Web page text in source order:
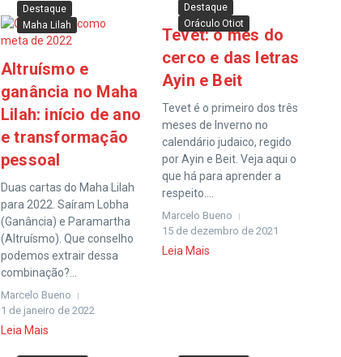
Destaque
Maha Lilah
Altruísmo e
ganância no Maha
Lilah: início de ano
e transformação
pessoal
Duas cartas do Maha Lilah
para 2022. Saíram Lobha
(Ganância) e Paramartha
(Altruísmo). Que conselho
podemos extrair dessa
combinação?...
Marcelo Bueno
1 de janeiro de 2022
Leia Mais
Destaque
Oráculo Otiot
Tevet: o mês do
cerco e das letras
Ayin e Beit
Tevet é o primeiro dos três
meses de Inverno no
calendário judaico, regido
por Ayin e Beit. Veja aqui o
que há para aprender a
respeito....
Marcelo Bueno
15 de dezembro de 2021
Leia Mais